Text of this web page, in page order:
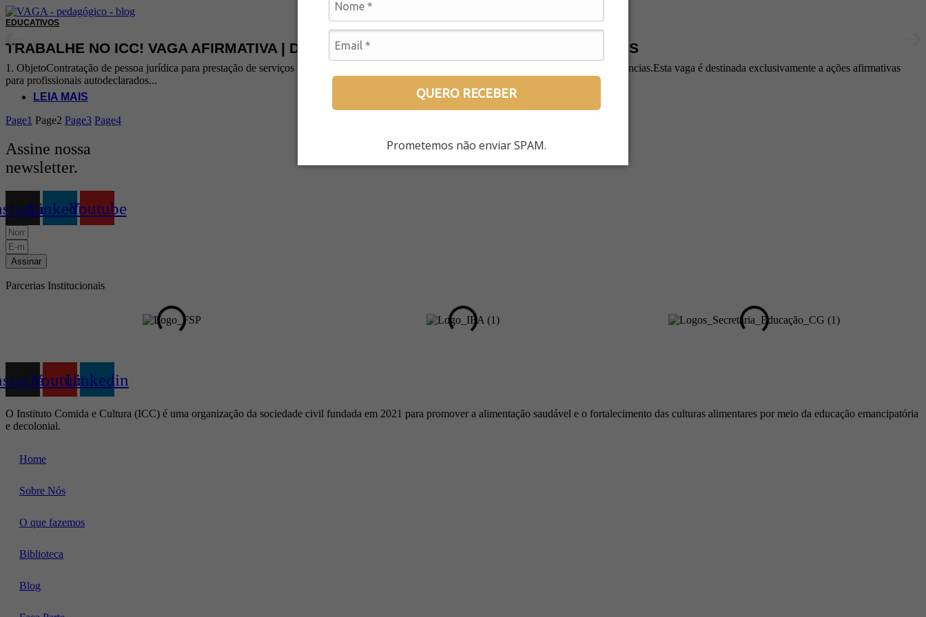
QUERO RECEBER
Prometemos não enviar SPAM.
EDUCATIVOS
TRABALHE NO ICC! VAGA AFIRMATIVA | DESENVOLVEDORA(R) DE MATERIAIS DIDÁTICOS
1. ObjetoContratação de pessoa jurídica para prestação de serviços de desenvolvimento de materiais didáticos para o Programa Cozinhas & Infâncias.Esta vaga é destinada exclusivamente a ações afirmativas
para profissionais autodeclarados...
LEIA MAIS
Page1 Page2 Page3 Page4
Assine nossa
newsletter.
LinkedinYoutube
Assinar
Parcerias Institucionais
YoutubeLinkedin
O Instituto Comida e Cultura (ICC) é uma organização da sociedade civil fundada em 2021 para promover a alimentação saudável e o fortalecimento das culturas alimentares por meio da educação emancipatória
e decolonial.
Home
Sobre Nós
O que fazemos
Biblioteca
Blog